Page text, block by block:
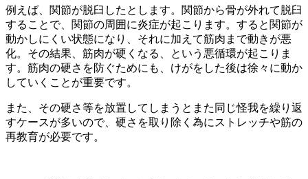
例えば、関節が脱臼したとします。関節から骨が外れて脱臼
することで、関節の周囲に炎症が起こります。すると関節が
動かしにくい状態になり、それに加えて筋肉まで動きが悪
化。その結果、筋肉が硬くなる、という悪循環が起こりま
す。筋肉の硬さを防ぐためにも、けがをした後は徐々に動か
していくことが重要です。
また、その硬さ等を放置してしまうとまた同じ怪我を繰り返
すケースが多いので、硬さを取り除く為にストレッチや筋の
再教育が必要です。